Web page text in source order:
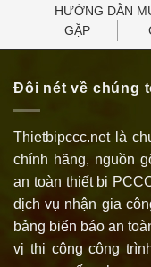
HƯỚNG DẪN
GẶP
Đôi nét về chúng
Thietbipccc.net là
chính hãng, nguồn
an toàn thiết bị
dịch vụ nhận gia
bảng biển báo an
vị thi công công